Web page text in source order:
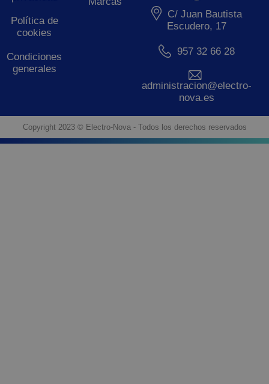
Política de
cookies
Condiciones
generales
C/ Juan Bautista
Escudero, 17
957 32 66 28
administracion@electro-
nova.es
Copyright 2023 © Electro-Nova - Todos los derechos reservados